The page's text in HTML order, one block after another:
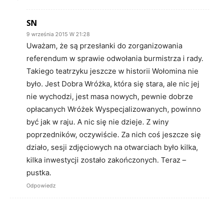
SN
9 września 2015 W 21:28
Uważam, że są przesłanki do zorganizowania
referendum w sprawie odwołania burmistrza i rady.
Takiego teatrzyku jeszcze w historii Wołomina nie
było. Jest Dobra Wróżka, która się stara, ale nic jej
nie wychodzi, jest masa nowych, pewnie dobrze
opłacanych Wróżek Wyspecjalizowanych, powinno
być jak w raju. A nic się nie dzieje. Z winy
poprzedników, oczywiście. Za nich coś jeszcze się
działo, sesji zdjęciowych na otwarciach było kilka,
kilka inwestycji zostało zakończonych. Teraz –
pustka.
Odpowiedz